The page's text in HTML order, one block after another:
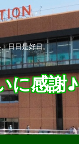
日日是好日。
に感謝♪